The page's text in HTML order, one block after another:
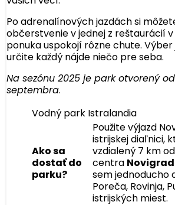
Po adrenalínových jazdách si
občerstvenie v jednej z reštaurácií
ponuka uspokojí rôzne chute.
určite každý nájde niečo pre seba.
Na sezónu 2025 je park otvorený
septembra.
Vodný park Istralandia
Ako sa
dostať do
parku?
Použite výjazd
istrijskej diaľnici,
vzdialený 7 km od
centra
sem jednoducho
Poreča, Rovinja,
istrijských miest.